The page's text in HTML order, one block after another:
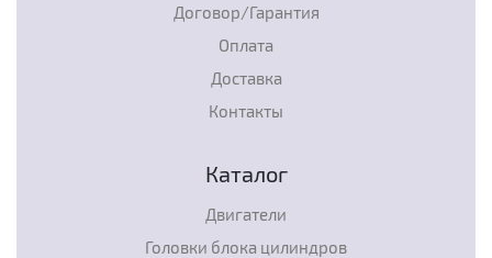
Договор/Гарантия
Оплата
Доставка
Контакты
Каталог
Двигатели
Головки блока цилиндров